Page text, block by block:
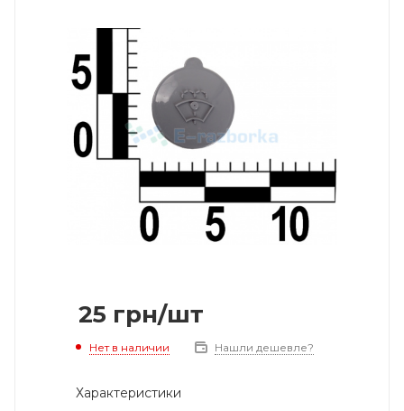
25 грн/шт
Нет в наличии Нашли дешевле?
Характеристики